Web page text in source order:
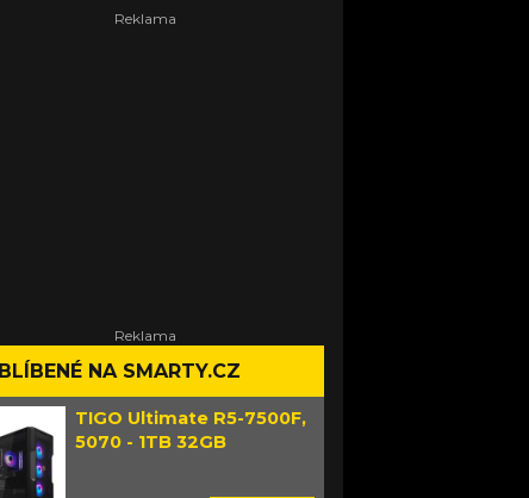
NA SMARTY.CZ
TIGO Ultimate R5-7500F,
5070 - 1TB 32GB